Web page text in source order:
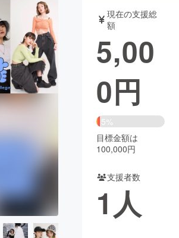
ジー・ガジェット
画 書籍・雑誌
・起業 チャレンジ
り・地域活性化
for Social Good CAMPFIRE Creation
コミュニティ
現在の支援総
額
5,00
0円
5%
目標金額は
100,000円
支援者数
1人